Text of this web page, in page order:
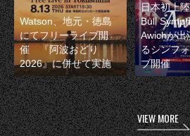
Watson、地元・徳島
にてフリーライブ開
催 『阿波おどり
2026』に併せて実施
日本初上
Bull
Awichが
るシンフ
ブ開催
VIEW MORE